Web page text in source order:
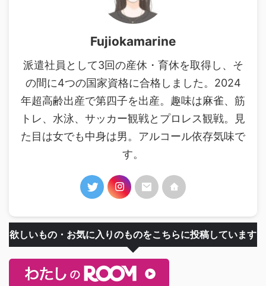
Fujiokamarine
派遣社員として3回の産休・育休を取得し、そ
の間に4つの国家資格に合格しました。2024
年超高齢出産で第四子を出産。趣味は麻雀、筋
トレ、水泳、サッカー観戦とプロレス観戦。見
た目は女でも中身は男。アルコール依存気味で
す。
欲しいもの・お気に入りのものをこちらに投稿しています